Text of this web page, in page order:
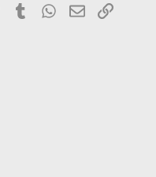
PinterestTumblr WhatsApp
EmailLink